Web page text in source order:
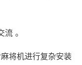
。
将机进行复杂安装